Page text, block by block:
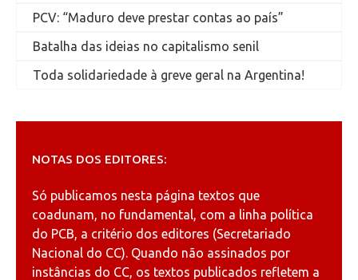
PCV: “Maduro deve prestar contas ao país”
Batalha das ideias no capitalismo senil
Toda solidariedade à greve geral na Argentina!
NOTAS DOS EDITORES:
Só publicamos nesta página textos que
coadunam, no fundamental, com a linha política
do PCB, a critério dos editores (Secretariado
Nacional do CC). Quando não assinados por
instâncias do CC, os textos publicados refletem a